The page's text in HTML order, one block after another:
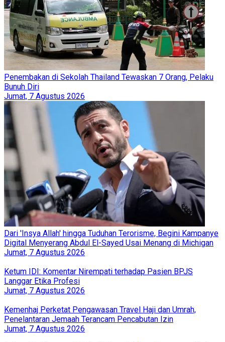
Penembakan di Sekolah Thailand Tewaskan 7 Orang, Pelaku
Bunuh Diri
Jumat, 7 Agustus 2026
Dari 'Insya Allah' hingga Tuduhan Terorisme, Begini Kampanye
Digital Menyerang Abdul El-Sayed Usai Menang di Michigan
Jumat, 7 Agustus 2026
Ketum IDI: Komentar Nirempati terhadap Pasien BPJS
Langgar Etika Profesi
Jumat, 7 Agustus 2026
Kemenhaj Perketat Pengawasan Travel Haji dan Umrah,
Penelantaran Jemaah Terancam Pencabutan Izin
Jumat, 7 Agustus 2026